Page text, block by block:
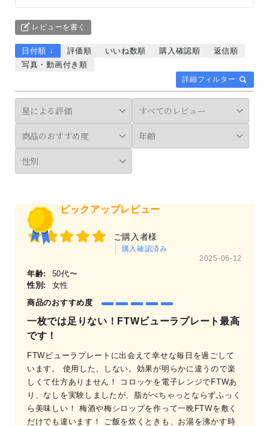
レビューを書く
詳細フィルター
日付順 ↓ 評価順 いいね数順 購入確認順
返信順
写真・動画付き順
ピックアップレビュー
ご購入者様
購入確認済み
2025-06-12
年齢:
50代〜
性別:
女性
商品のおすすめ度
一枚では足りない！FTWビューラプレート最高
です！
FTWビューラプレートに出会えて幸せな毎日を過ごして
います。 使用した、しない。効果が明らかに違うので楽
しくて仕方ありません！ コロッケを電子レンジでFTWあ
り、なしを実験しましたが、脂がべちゃっとならずふっく
ら美味しい！ 梅酒や梅シロップを作って一晩FTWを敷く
だけでも違います！ ご飯を炊くときも、お湯を沸かす時